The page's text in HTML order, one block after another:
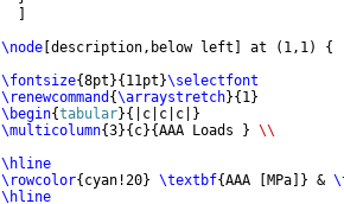
\node description,below left at ( 1,1)
{
\fontsize{8pt }{ 11pt }\selectfont
\renewcommand {\arraystretch}{ 1}
\begin{tabular}{ |c|c|c|
}
\multicolumn{3}{ c}{AAA Loads } \\
\hline
\rowcolor{ cyan!20} \textbf{AAA MPa ]} &
\hline